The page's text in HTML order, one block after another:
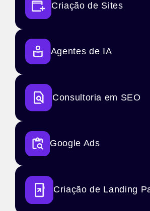
Criação de Sites
Agentes de IA
Consultoria em SEO
Google Ads
Criação de Landing